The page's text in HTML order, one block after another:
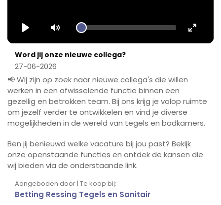
Word jij onze nieuwe collega?
27-06-2026
📢 Wij zijn op zoek naar nieuwe collega's die willen
werken in een afwisselende functie binnen een
gezellig en betrokken team. Bij ons krijg je volop ruimte
om jezelf verder te ontwikkelen en vind je diverse
mogelijkheden in de wereld van tegels en badkamers.
Ben jij benieuwd welke vacature bij jou past? Bekijk
onze openstaande functies en ontdek de kansen die
wij bieden via de onderstaande link.
Aangeboden door | Te koop bij:
Betting Ressing Tegels en Sanitair